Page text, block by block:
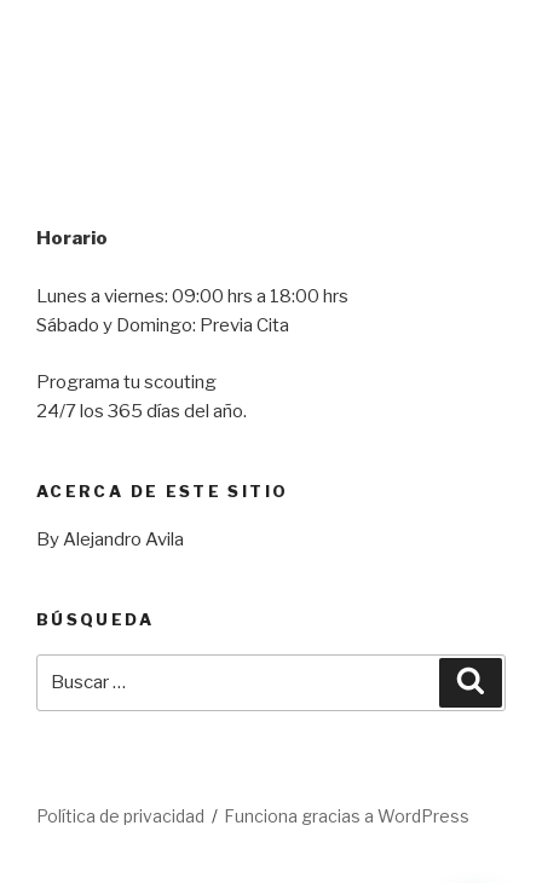
Horario
Lunes a viernes: 09:00 hrs a 18:00 hrs
Sábado y Domingo: Previa Cita
Programa tu scouting
24/7 los 365 días del año.
ACERCA DE ESTE SITIO
By Alejandro Avila
BÚSQUEDA
Política de privacidad Funciona gracias a WordPress